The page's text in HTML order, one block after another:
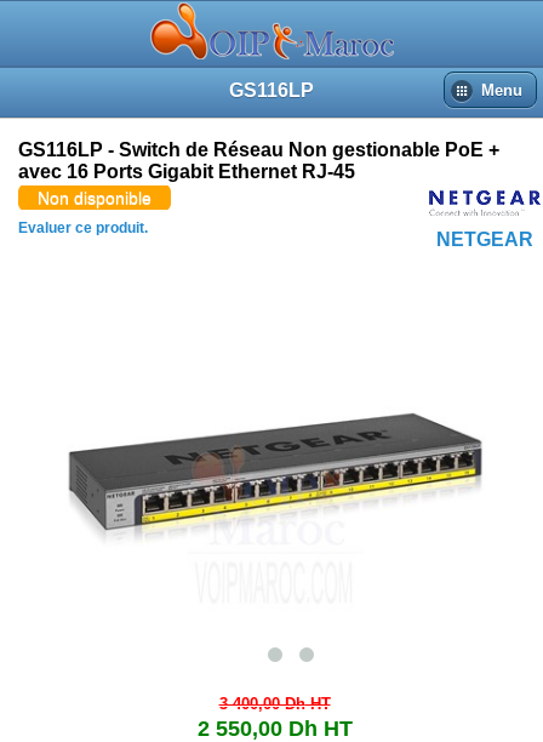
GS116LP Menu
NETGEAR
GS116LP - Switch de Réseau Non gestionable PoE +
avec 16 Ports Gigabit Ethernet RJ-45
Non disponible
Evaluer ce produit.
3 400,00 DhHT
2 550,00 Dh HT